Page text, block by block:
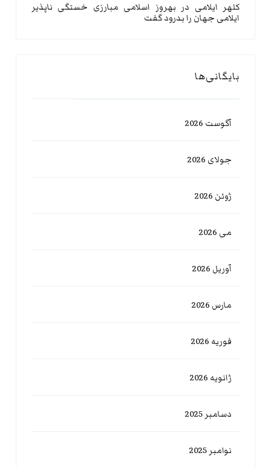
کلهر ایلامی در بهروز اسلامی مبارزی خستگی ناپذیر
ایلامی جهان را بدرود گفت
بایگانی‌ها
آگوست 2026
جولای 2026
ژوئن 2026
می 2026
آوریل 2026
مارس 2026
فوریه 2026
ژانویه 2026
دسامبر 2025
نوامبر 2025